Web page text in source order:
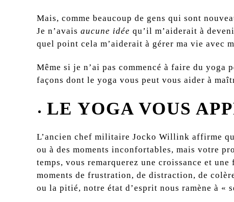
Mais, comme beaucoup de gens qui sont
Je n’avais aucune idée qu’il m’aiderait à
quel point cela m’aiderait à gérer ma vie avec
Même si je n’ai pas commencé à faire du
façons dont le yoga vous peut vous aider à
LE YOGA VOUS
L’ancien chef militaire Jocko Willink affirme
ou à des moments inconfortables, mais votre
temps, vous remarquerez une croissance et
moments de frustration, de distraction, de
ou la pitié, notre état d’esprit nous ramène à «